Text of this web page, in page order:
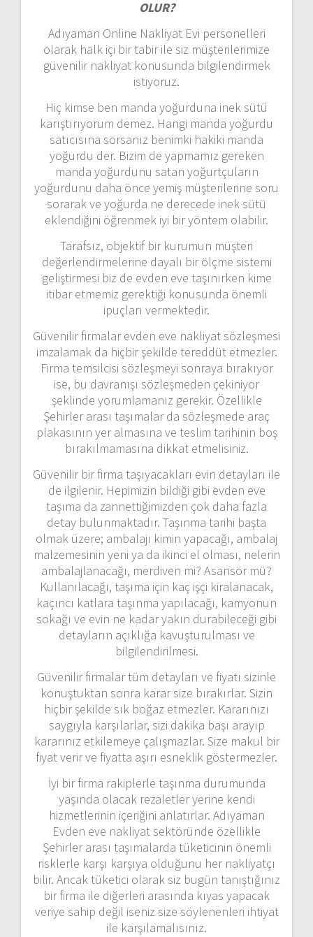
OLUR?
Adıyaman Online Nakliyat Evi personelleri
olarak halk içi bir tabir ile siz müşterilerimize
güvenilir nakliyat konusunda bilgilendirmek
istiyoruz.
Hiç kimse ben manda yoğurduna inek sütü
karıştırıyorum demez. Hangi manda yoğurdu
satıcısına sorsanız benimki hakiki manda
yoğurdu der. Bizim de yapmamız gereken
manda yoğurdunu satan yoğurtçuların
yoğurdunu daha önce yemiş müşterilerine soru
sorarak ve yoğurda ne derecede inek sütü
eklendiğini öğrenmek iyi bir yöntem olabilir.
Tarafsız, objektif bir kurumun müşteri
değerlendirmelerine dayalı bir ölçme sistemi
geliştirmesi biz de evden eve taşınırken kime
itibar etmemiz gerektiği konusunda önemli
ipuçları vermektedir.
Güvenilir firmalar evden eve nakliyat sözleşmesi
imzalamak da hiçbir şekilde tereddüt etmezler.
Firma temsilcisi sözleşmeyi sonraya bırakıyor
ise, bu davranışı sözleşmeden çekiniyor
şeklinde yorumlamanız gerekir. Özellikle
Şehirler arası taşımalar da sözleşmede araç
plakasının yer almasına ve teslim tarihinin boş
bırakılmamasına dikkat etmelisiniz.
Güvenilir bir firma taşıyacakları evin detayları ile
de ilgilenir. Hepimizin bildiği gibi evden eve
taşıma da zannettiğimizden çok daha fazla
detay bulunmaktadır. Taşınma tarihi başta
olmak üzere; ambalajı kimin yapacağı, ambalaj
malzemesinin yeni ya da ikinci el olması, nelerin
ambalajlanacağı, merdiven mi? Asansör mü?
Kullanılacağı, taşıma için kaç işçi kiralanacak,
kaçıncı katlara taşınma yapılacağı, kamyonun
sokağı ve evin ne kadar yakın durabileceği gibi
detayların açıklığa kavuşturulması ve
bilgilendirilmesi.
Güvenilir firmalar tüm detayları ve fiyatı sizinle
konuştuktan sonra karar size bırakırlar. Sizin
hiçbir şekilde sık boğaz etmezler. Kararınızı
saygıyla karşılarlar, sizi dakika başı arayıp
kararınız etkilemeye çalışmazlar. Size makul bir
fiyat verir ve fiyatta aşırı esneklik göstermezler.
İyi bir firma rakiplerle taşınma durumunda
yaşında olacak rezaletler yerine kendi
hizmetlerinin içeriğini anlatırlar. Adıyaman
Evden eve nakliyat sektöründe özellikle
Şehirler arası taşımalarda tüketicinin önemli
risklerle karşı karşıya olduğunu her nakliyatçı
bilir. Ancak tüketici olarak siz bugün tanıştığınız
bir firma ile diğerleri arasında kıyas yapacak
veriye sahip değil iseniz size söylenenleri ihtiyat
ile karşılamalısınız.